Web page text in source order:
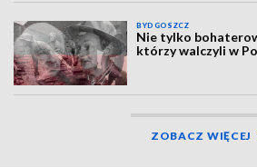
BYDGOSZCZ
Nie tylko
którzy walczyli w
ZOBACZ WIĘCEJ